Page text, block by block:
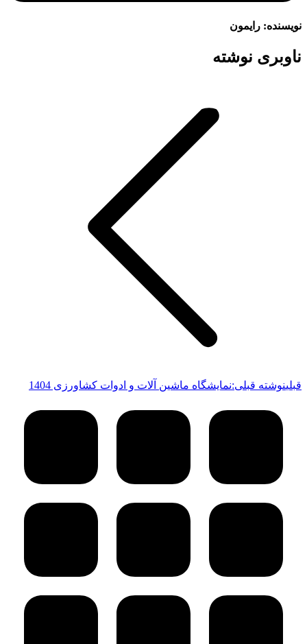
نویسنده: رایمون
ناوبری نوشته
قبلینوشته قبلی:نمایشگاه ماشین آلات و ادوات کشاورزی 1404